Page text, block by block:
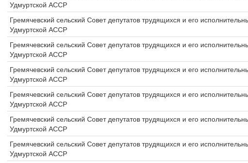
Удмуртской АССР
Гремячевский сельский Совет депутатов трудящихся и его
Удмуртской АССР
Гремячевский сельский Совет депутатов трудящихся и его
Удмуртской АССР
Гремячевский сельский Совет депутатов трудящихся и его
Удмуртской АССР
Гремячевский сельский Совет депутатов трудящихся и его
Удмуртской АССР
Гремячевский сельский Совет депутатов трудящихся и его
Удмуртской АССР
Гремячевский сельский Совет депутатов трудящихся и его
Удмуртской АССР